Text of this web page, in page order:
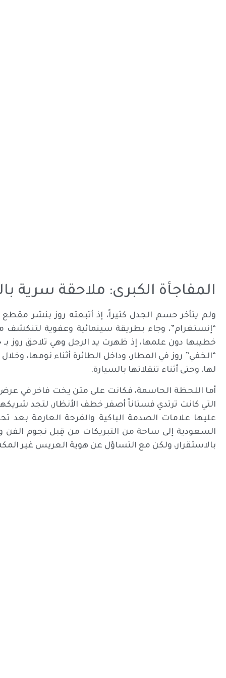
المفاجأة الكبرى: ملاحقة سرية
ولم يتأخر حسم الجدل كثيراً، إذ أتبعته روز بنشر
“إنستغرام”، وجاء بطريقة سينمائية وعفوية
خطيبها دون علمها، إذ ظهرت يد الرجل وهي تلاحق روز
“الخفي” روز في المطار، وداخل الطائرة أثناء نومها،
لها، وحتى أثناء تنقلاتها بالسيارة.
أما اللحظة الحاسمة، فكانت على متن يخت فاخر في
التي كانت ترتدي فستاناً أصفر خطف الأنظار، لتجد
عليها علامات الصدمة الباكية والفرحة العارمة
السعودية إلى ساحة من التبريكات من قِبل نجوم الفن
بالاستقرار، ولكن مع التساؤل عن هوية العريس غير